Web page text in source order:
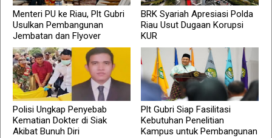
Menteri PU ke Riau, Plt Gubri
Usulkan Pembangunan
Jembatan dan Flyover
BRK Syariah Apresiasi Polda
Riau Usut Dugaan Korupsi
KUR
Polisi Ungkap Penyebab
Kematian Dokter di Siak
Akibat Bunuh Diri
Plt Gubri Siap Fasilitasi
Kebutuhan Penelitian
Kampus untuk Pembangunan